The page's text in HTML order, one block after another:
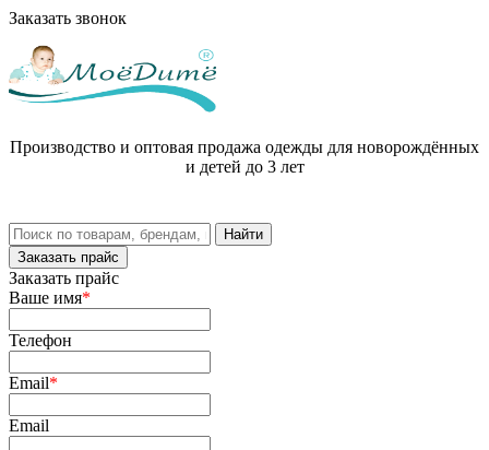
Заказать звонок
Производство и оптовая продажа одежды для новорождённых
и детей до 3 лет
Заказать прайс
Заказать прайс
Ваше имя*
Телефон
Email*
Email